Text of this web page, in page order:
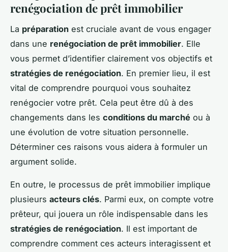
renégociation de prêt immobilier
La préparation est cruciale avant de vous engager
dans une renégociation de prêt immobilier. Elle
vous permet d’identifier clairement vos objectifs et
stratégies de renégociation. En premier lieu, il est
vital de comprendre pourquoi vous souhaitez
renégocier votre prêt. Cela peut être dû à des
changements dans les conditions du marché ou à
une évolution de votre situation personnelle.
Déterminer ces raisons vous aidera à formuler un
argument solide.
En outre, le processus de prêt immobilier implique
plusieurs acteurs clés. Parmi eux, on compte votre
prêteur, qui jouera un rôle indispensable dans les
stratégies de renégociation. Il est important de
comprendre comment ces acteurs interagissent et